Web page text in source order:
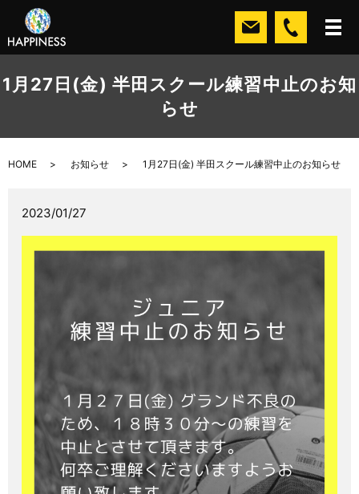
1月27日(金) 半田スクール練習中止のお知
らせ
HOME お知らせ 1月27日(金) 半田スクール練習中止のお知らせ
2023/01/27